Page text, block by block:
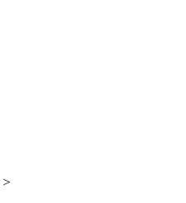
>